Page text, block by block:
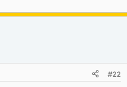
#22